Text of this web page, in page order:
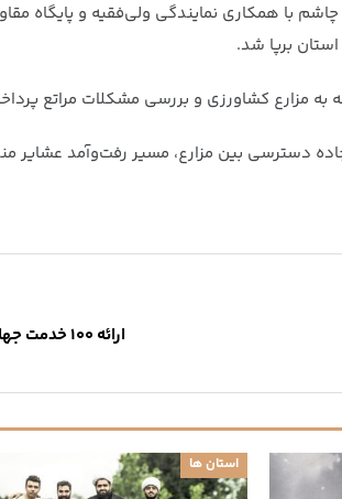
با همکاری نمایندگی ولی‌فقیه و پایگاه
برپا شد.
به مزارع کشاورزی و بررسی مشکلات مراتع
دسترسی بین مزارع، مسیر رفت‌وآمد عشایر
ارائه ۱۰۰ خدمت جهادی همزمان با هفته بسیج سازندگی در مهریز
استان ها